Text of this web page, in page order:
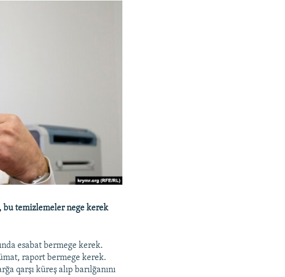
bu temizlemeler nege kerek
esabat bermege kerek.
raport bermege kerek.
qarşı küreş alıp barılğanını